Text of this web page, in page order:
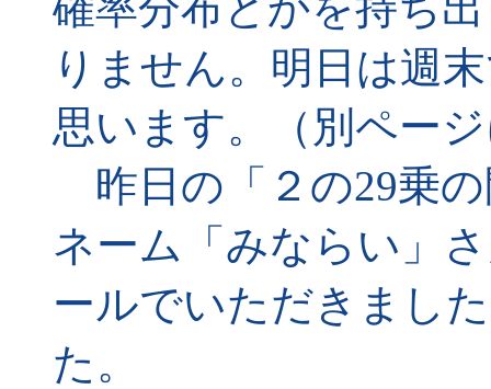
りません。明日は週
思います。（別ペー
昨日の「２の29乗
ネーム「みならい」
ールでいただきまし
た。